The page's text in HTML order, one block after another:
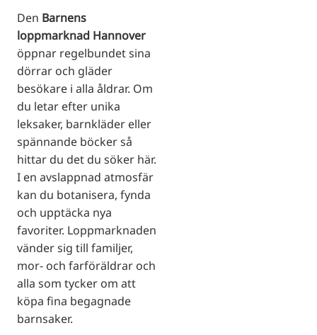
Den Barnens
loppmarknad Hannover
öppnar regelbundet sina
dörrar och gläder
besökare i alla åldrar. Om
du letar efter unika
leksaker, barnkläder eller
spännande böcker så
hittar du det du söker här.
I en avslappnad atmosfär
kan du botanisera, fynda
och upptäcka nya
favoriter. Loppmarknaden
vänder sig till familjer,
mor- och farföräldrar och
alla som tycker om att
köpa fina begagnade
barnsaker.